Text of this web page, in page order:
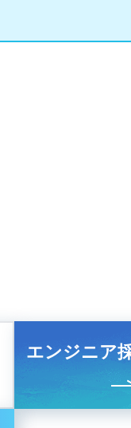
エンジニア